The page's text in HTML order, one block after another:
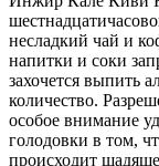
несладкий чай и
напитки и соки
захочется выпить
количество.
особое внимание
голодовки в том,
происходит